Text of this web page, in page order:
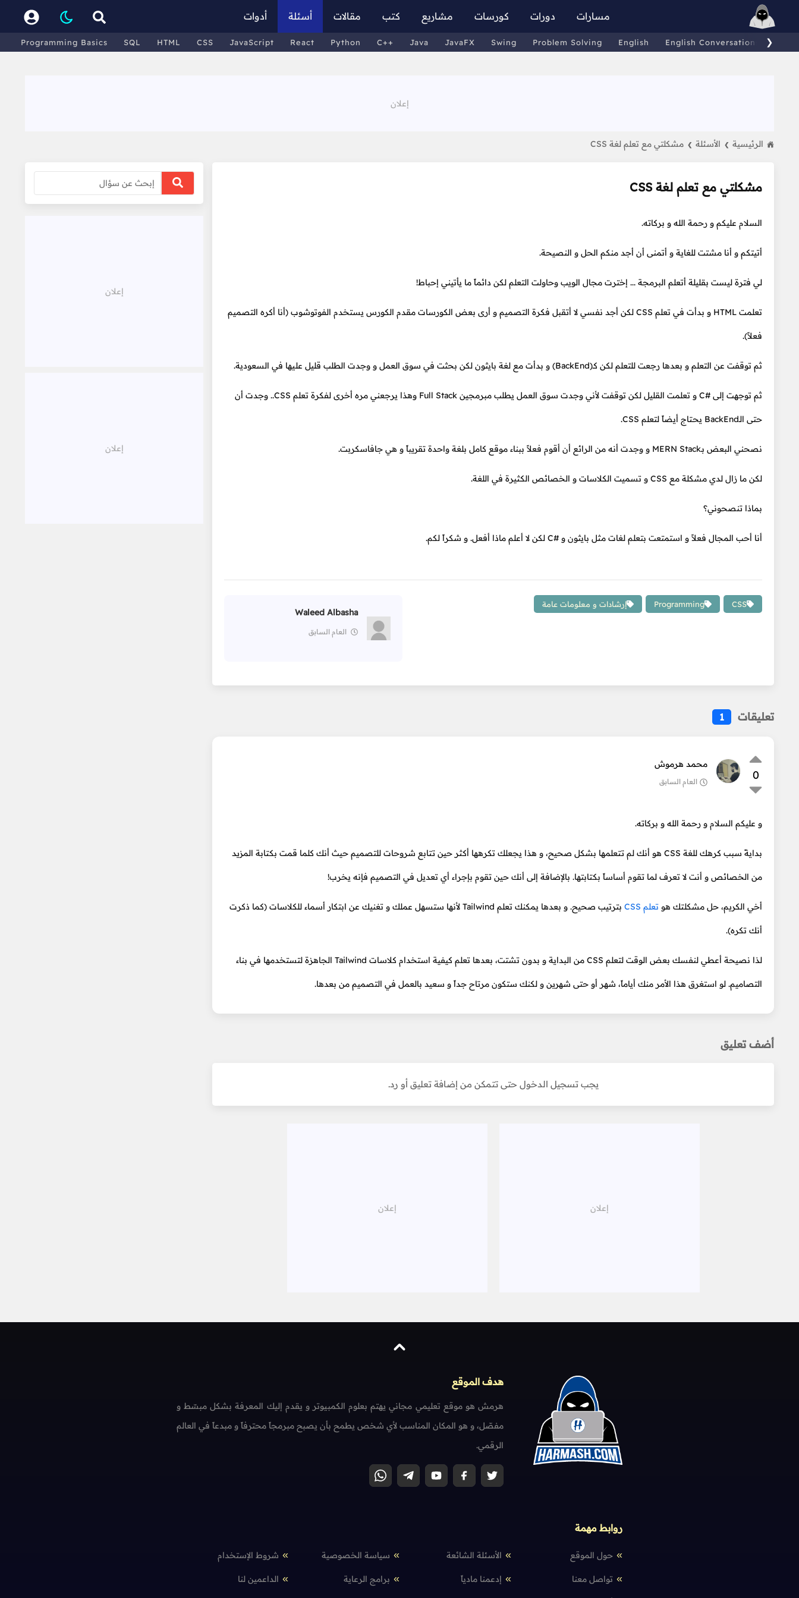
مسارات دورات كورسات مشاريع كتب مقالات أسئلة أدوات
Programming Basics SQL HTML CSS JavaScript React Python C++ Java JavaFX Swing Problem Solving English English Conversations ❯
الرئيسية ❯ الأسئلة ❯ مشكلتي مع تعلم لغة CSS
مشكلتي مع تعلم لغة CSS
السلام عليكم و رحمة الله و بركاته.
أتيتكم و أنا مشتت للغاية و أتمنى أن أجد منكم الحل و النصيحة.
لي فترة ليست بقليلة أتعلم البرمجة ... إخترت مجال الويب وحاولت التعلم لكن دائماً ما يأتيني إحباط!
تعلمت HTML و بدأت في تعلم CSS لكن أجد نفسي لا أتقبل فكرة التصميم و أرى بعض الكورسات مقدم الكورس يستخدم الفوتوشوب (أنا أكره التصميم
فعلاً).
ثم توقفت عن التعلم و بعدها رجعت للتعلم لكن كـ(BackEnd) و بدأت مع لغة بايثون لكن بحثت في سوق العمل و وجدت الطلب قليل عليها في السعودية.
ثم توجهت إلى #C و تعلمت القليل لكن توقفت لأني وجدت سوق العمل يطلب مبرمجين Full Stack وهذا يرجعني مره أخرى لفكرة تعلم CSS.. وجدت أن
حتى الـBackEnd يحتاج أيضاً لتعلم CSS.
نصحني البعض بـMERN Stack و وجدت أنه من الرائع أن أقوم فعلاً ببناء موقع كامل بلغة واحدة تقريباً و هي جافاسكربت.
لكن ما زال لدي مشكلة مع CSS و تسميت الكلاسات و الخصائص الكثيرة في اللغة.
بماذا تنصحوني؟
أنا أحب المجال فعلاً و استمتعت بتعلم لغات مثل بايثون و #C لكن لا أعلم ماذا أفعل. و شكراً لكم.
CSS
Programming إرشادات و معلومات عامة
Waleed Albasha
العام السابق
تعليقات 1
0
محمد هرموش
العام السابق
و عليكم السلام و رحمة الله و بركاته.
بدايةً سبب كرهك للغة CSS هو أنك لم تتعلمها بشكل صحيح، و هذا يجعلك تكرهها أكثر حين تتابع شروحات للتصميم حيث أنك كلما قمت بكتابة المزيد
من الخصائص و أنت لا تعرف لما تقوم أساساً بكتابتها. بالإضافة إلى أنك حين تقوم بإجراء أي تعديل في التصميم فإنه يخرب!
أخي الكريم، حل مشكلتك هو تعلم CSS بترتيب صحيح. و بعدها يمكنك تعلم Tailwind لأنها ستسهل عملك و تغنيك عن ابتكار أسماء للكلاسات (كما ذكرت
أنك تكره).
لذا نصيحة أعطي لنفسك بعض الوقت لتعلم CSS من البداية و بدون تشتت، بعدها تعلم كيفية استخدام كلاسات Tailwind الجاهزة لتستخدمها في بناء
التصاميم. لو استغرق هذا الأمر منك أياماً، شهر أو حتى شهرين و لكنك ستكون مرتاح جداً و سعيد بالعمل في التصميم من بعدها.
أضف تعليق
يجب تسجيل الدخول حتى تتمكن من إضافة تعليق أو رد.
هدف الموقع
هرمش هو موقع تعليمي مجاني يهتم بعلوم الكمبيوتر و يقدم إليك المعرفة بشكل مبسّط و
مفصّل، و هو المكان المناسب لأي شخص يطمح بأن يصبح مبرمجاً محترفاً و مبدعاً في العالم
الرقمي.
روابط مهمة
حول الموقع الأسئلة الشائعة سياسة الخصوصية شروط الإستخدام
تواصل معنا إدعمنا مادياً برامج الرعاية الداعمين لنا